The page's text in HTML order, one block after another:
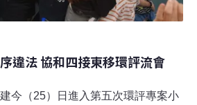
違法 協和四接東移環評流會
今（25）日進入第五次環評專案小